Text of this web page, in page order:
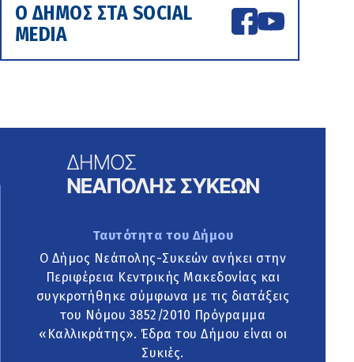
Ο ΔΗΜΟΣ ΣΤΑ SOCIAL
MEDIA
Ταυτότητα του Δήμου
Ο Δήμος Νεάπολης-Συκεών ανήκει στην
Περιφέρεια Κεντρικής Μακεδονίας και
συγκροτήθηκε σύμφωνα με τις διατάξεις
του Νόμου 3852/2010 Πρόγραμμα
«Καλλικράτης». Έδρα του Δήμου είναι οι
Συκιές.